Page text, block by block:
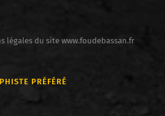
légales du site www.foudebassan.fr
PRÉFÉRÉ